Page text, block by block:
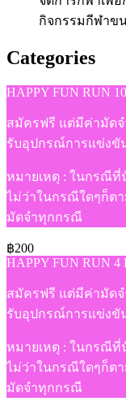
กิจกรรมกีฬาข
Categories
HAPPY FUN RUN
สมัครฟรี แต่มีค่ามัดจ
รับอุปกรณ์การแข่งขั
หมายเหตุ : ในกรณีที่
ไม่ว่าในกรณีใดๆก็ต
มัดจำทุกกรณี
฿200
HAPPY FUN RUN 4
สมัครฟรี แต่มีค่ามัดจ
รับอุปกรณ์การแข่งขั
หมายเหตุ : ในกรณีที่
ไม่ว่าในกรณีใดๆก็ต
มัดจำทุกกรณี